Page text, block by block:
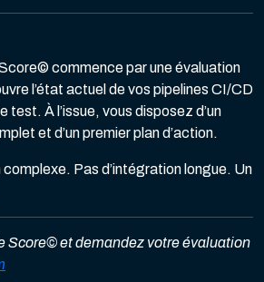
commence par une évaluation
l’état actuel de vos pipelines CI/CD
test. À l’issue, vous disposez d’un
et d’un premier plan d’action.
Pas d’intégration longue. Un
Score© et demandez votre évaluation